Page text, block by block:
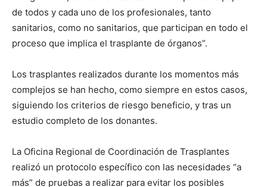
de todos y cada uno de los profesionales, tanto
sanitarios, como no sanitarios, que participan en todo el
proceso que implica el trasplante de órganos”.
Los trasplantes realizados durante los momentos más
complejos se han hecho, como siempre en estos casos,
siguiendo los criterios de riesgo beneficio, y tras un
estudio completo de los donantes.
La Oficina Regional de Coordinación de Trasplantes
realizó un protocolo específico con las necesidades “a
más” de pruebas a realizar para evitar los posibles